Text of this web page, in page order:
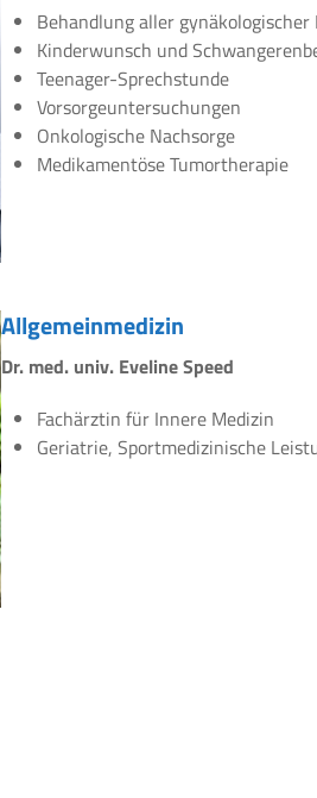
Behandlung aller
Kinderwunsch und
Teenager-Sprechstunde
Vorsorgeuntersuchungen
Onkologische Nachsorge
Medikamentöse Tumortherapie
Allgemeinmedizin
Dr. med. univ. Eveline Speed
Fachärztin für Innere Medizin
Geriatrie, Sportmedizinische